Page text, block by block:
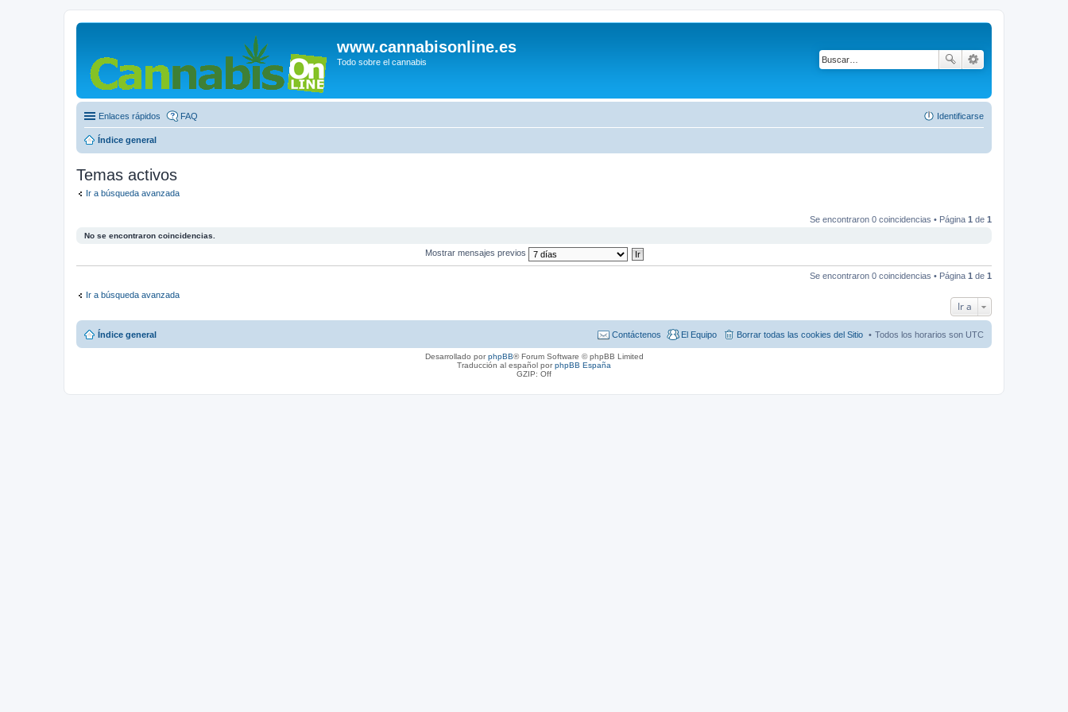
www.cannabisonline.es
Todo sobre el cannabis
Enlaces rápidos FAQ Identificarse
Índice general
Temas activos
Ir a búsqueda avanzada
Se encontraron 0 coincidencias • Página 1 de 1
No se encontraron coincidencias.
Mostrar mensajes previos
Se encontraron 0 coincidencias • Página 1 de 1
Ir a búsqueda avanzada
Ir a
Índice general Todos los horarios son UTC
Borrar todas las cookies del Sitio
El Equipo
Contáctenos
Desarrollado porphpBB® Forum Software © phpBB Limited
Traducción al español porphpBB España
GZIP: Off